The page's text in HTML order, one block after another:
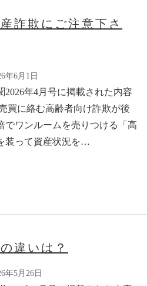
詐欺にご注意下さ
年6月1日
年4月号に掲載された内容
買に絡む高齢者向け詐欺が後
でワンルームを売りつける「高
装って資産状況を…
違いは？
年5月26日